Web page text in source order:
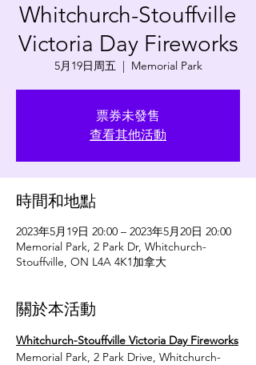
Whitchurch-Stouffville
Victoria Day Fireworks
5月19日周五
  |
Memorial Park
票券未發售
查看其他活動
時間和地點
2023年5月19日 20:00 – 2023年5月20日 20:00
Memorial Park, 2 Park Dr, Whitchurch-
Stouffville, ON L4A 4K1加拿大
關於本活動
Whitchurch-Stouffville Victoria Day Fireworks
Memorial Park, 2 Park Drive, Whitchurch-